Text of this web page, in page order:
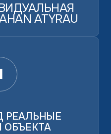
ATYRAU
РЕАЛЬНЫЕ
ОБЪЕКТА